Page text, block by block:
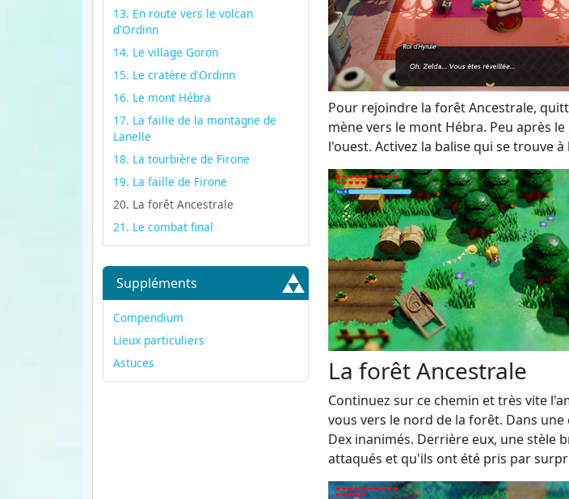
13. En route vers le volcan
d'Ordinn
14. Le village Goron
15. Le cratère d'Ordinn
16. Le mont Hébra
17. La faille de la montagne de
Lanelle
18. La tourbière de Firone
19. La faille de Firone
20. La forêt Ancestrale
21. Le combat final
Suppléments
Compendium
Lieux particuliers
Astuces
Pour rejoindre la forêt Ancestrale,
mène vers le mont Hébra. Peu après
l'ouest. Activez la balise qui se trouve
La forêt Ancestrale
Continuez sur ce chemin et très vite
vous vers le nord de la forêt. Dans
Dex inanimés. Derrière eux, une stèle
attaqués et qu'ils ont été pris par